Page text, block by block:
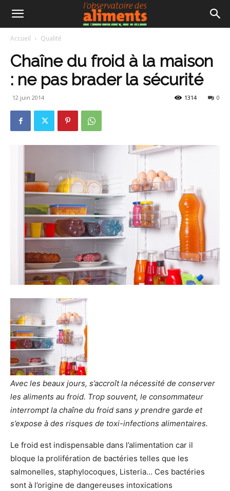
Accueil Qualité
Chaîne du froid à la maison
: ne pas brader la sécurité
12 juin 2014 0
1314
Avec les beaux jours, s’accroît la nécessité de conserver
les aliments au froid. Trop souvent, le consommateur
interrompt la chaîne du froid sans y prendre garde et
s’expose à des risques de toxi-infections alimentaires.
Le froid est indispensable dans l’alimentation car il
bloque la prolifération de bactéries telles que les
salmonelles, staphylocoques, Listeria… Ces bactéries
sont à l’origine de dangereuses intoxications